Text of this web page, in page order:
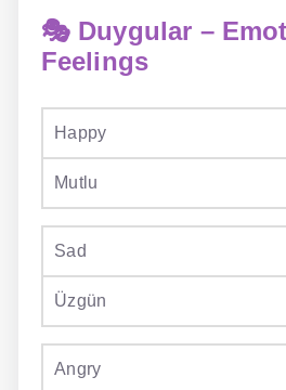
Offline İngilizce
Sözlük
Tavsiyeler
Gizlilik Politikası
🎭 Duygular –
Feelings
Happy
Mutlu
Sad
Üzgün
Angry